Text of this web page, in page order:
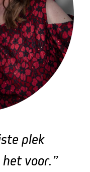
plek
voor.”